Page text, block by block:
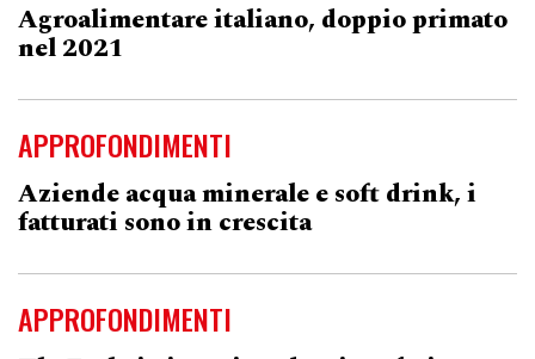
Agroalimentare italiano, doppio primato
nel 2021
APPROFONDIMENTI
Aziende acqua minerale e soft drink, i
fatturati sono in crescita
APPROFONDIMENTI